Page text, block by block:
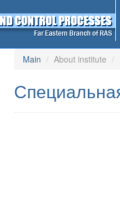
Main About institute